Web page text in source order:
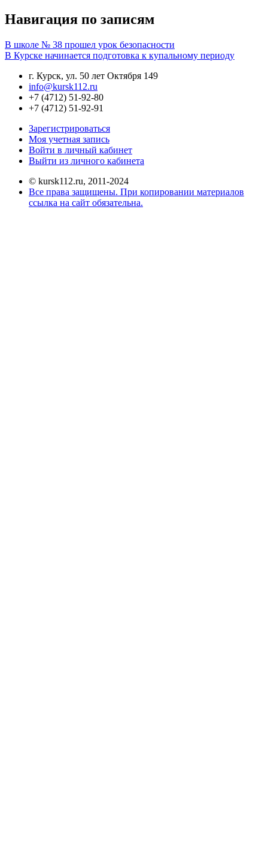
Навигация по записям
В школе № 38 прошел урок безопасности
В Курске начинается подготовка к купальному периоду
г. Курск, ул. 50 лет Октября 149
info@kursk112.ru
+7 (4712) 51-92-80
+7 (4712) 51-92-91
Зарегистрироваться
Моя учетная запись
Войти в личный кабинет
Выйти из личного кабинета
© kursk112.ru, 2011-2024
Все права защищены. При копировании материалов
ссылка на сайт обязательна.